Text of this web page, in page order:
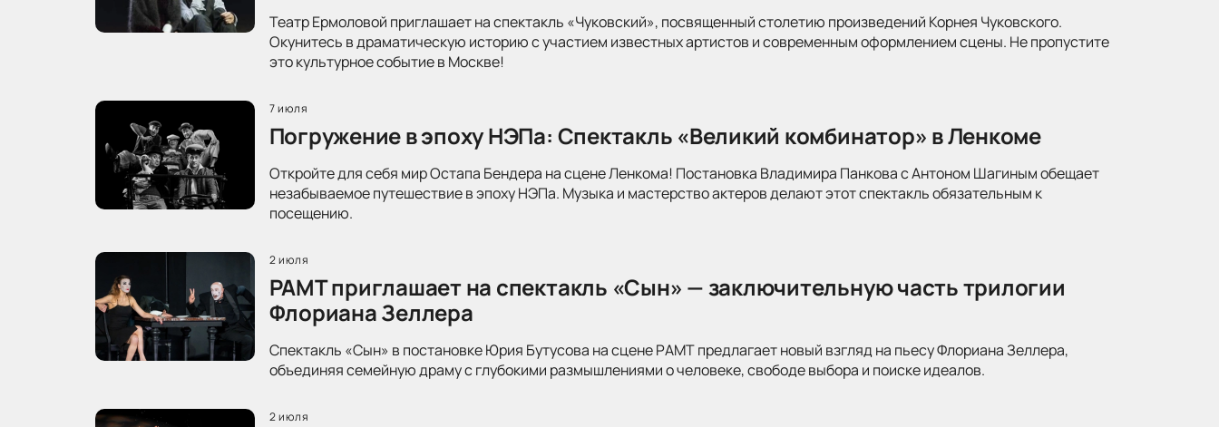
Театр Ермоловой приглашает на спектакль «Чуковский», посвященный столетию произведений Корнея Чуковского.
Окунитесь в драматическую историю с участием известных артистов и современным оформлением сцены. Не пропустите
это культурное событие в Москве!
7 июля
Погружение в эпоху НЭПа: Спектакль «Великий комбинатор» в Ленкоме
Откройте для себя мир Остапа Бендера на сцене Ленкома! Постановка Владимира Панкова с Антоном Шагиным обещает
незабываемое путешествие в эпоху НЭПа. Музыка и мастерство актеров делают этот спектакль обязательным к
посещению.
2 июля
РАМТ приглашает на спектакль «Сын» — заключительную часть трилогии
Флориана Зеллера
Спектакль «Сын» в постановке Юрия Бутусова на сцене РАМТ предлагает новый взгляд на пьесу Флориана Зеллера,
объединяя семейную драму с глубокими размышлениями о человеке, свободе выбора и поиске идеалов.
2 июля